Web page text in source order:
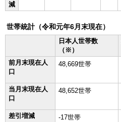
減
世帯統計（令和元年6月末現在）
日本人世帯数
（※）
前月末現在人
口
48,669世帯
当月末現在人
口
48,652世帯
差引増減
-17世帯